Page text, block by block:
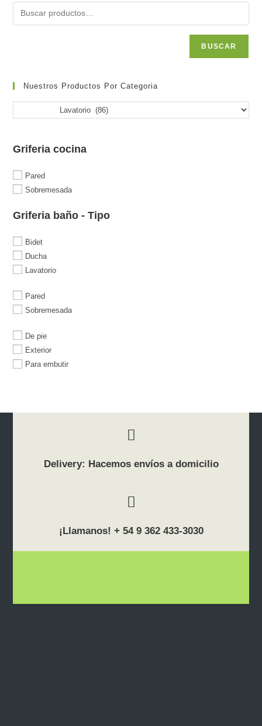
BUSCAR
Nuestros Productos Por Categoria
Griferia cocina
Pared
Sobremesada
Griferia baño - Tipo
Bidet
Ducha
Lavatorio
Pared
Sobremesada
De pie
Exterior
Para embutir
Delivery: Hacemos envíos a domicilio
¡Llamanos! + 54 9 362 433-3030